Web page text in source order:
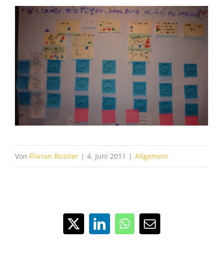
Von Florian Rustler | 4. Juni 2011 | Allgemein
X LinkedInWhatsApp
E-